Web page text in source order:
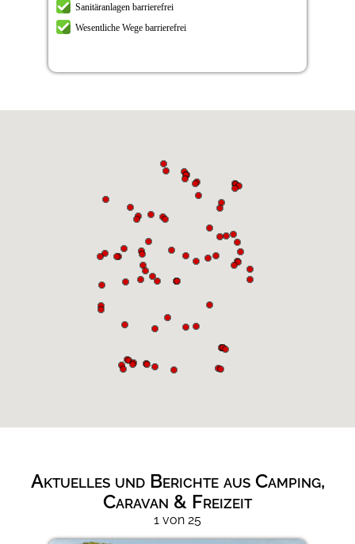
Sanitäranlagen barrierefrei
Wesentliche Wege barrierefrei
Aktuelles und Berichte aus Camping,
Caravan & Freizeit
1 von 25